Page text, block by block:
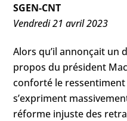
SGEN-CNT
Vendredi 21 avril 2023
Alors qu’il annonçait un
propos du président
conforté le
s’expriment
réforme injuste des